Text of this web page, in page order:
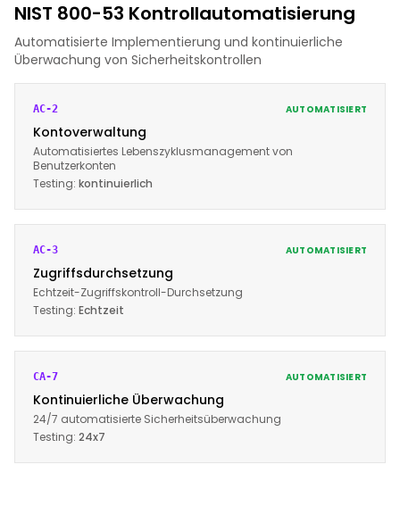
NIST 800-53 Kontrollautomatisierung
Automatisierte Implementierung und kontinuierliche
Überwachung von Sicherheitskontrollen
AC-2 AUTOMATISIERT
Kontoverwaltung
Automatisiertes Lebenszyklusmanagement von
Benutzerkonten
Testing: kontinuierlich
AC-3 AUTOMATISIERT
Zugriffsdurchsetzung
Echtzeit-Zugriffskontroll-Durchsetzung
Testing: Echtzeit
CA-7 AUTOMATISIERT
Kontinuierliche Überwachung
24/7 automatisierte Sicherheitsüberwachung
Testing: 24x7